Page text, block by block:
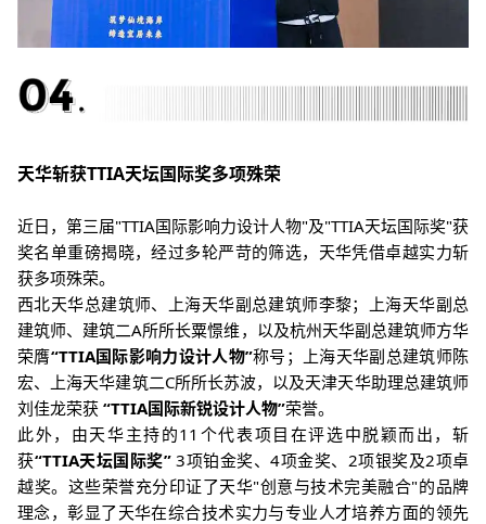
天华斩获TTIA天坛国际奖多项殊荣
近日， 第三届"TTIA国际影响力设计人物"及"TTIA天坛国际奖"获
奖名单重磅揭晓，经过多轮严苛的筛选， 天华凭借卓越实力斩
获多项殊荣。
西北天华总建筑师、上海天华副总建筑师李黎；上海天华副总
建筑师、建筑二A所所长粟憬维，以及杭州天华副总建筑师方华
荣膺“TTIA国际影响力设计人物”称号； 上海天华副总建筑师陈
宏、上海天华建筑二C所所长苏波，以及天津天华助理总建筑师
刘佳龙荣获 “TTIA国际新锐设计人物”荣誉。
此外，由天华主持的11 个代表项目在评选中脱颖而出，斩
获“TTIA天坛国际奖”3项铂金奖、 4项金奖、 2项银奖及2项卓
越奖。 这些荣誉充分印证了天华"创意与技术完美融合"的品牌
理念，彰显了天华在综合技术实力与专业人才培养方面的领先